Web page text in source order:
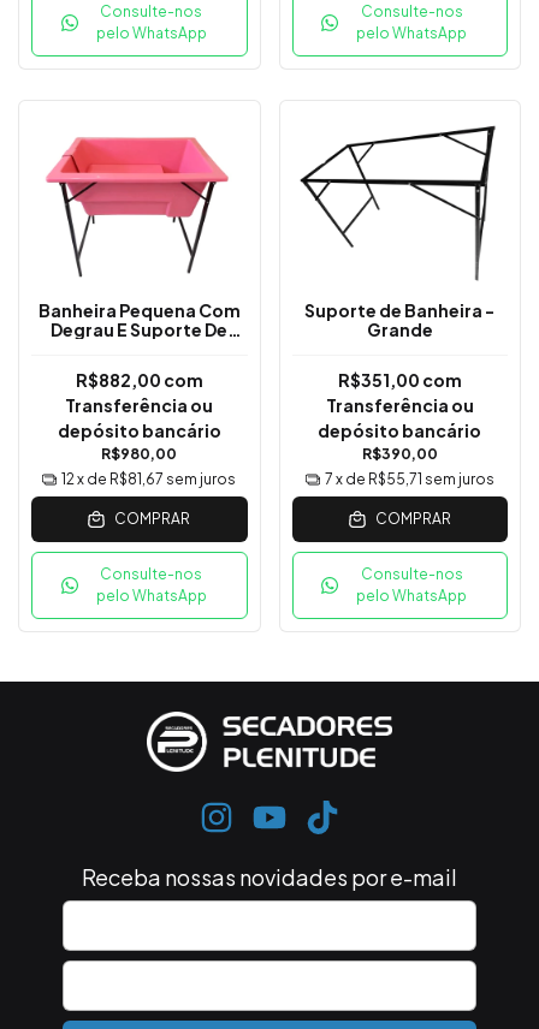
Consulte-nos
pelo WhatsApp
Consulte-nos
pelo WhatsApp
Banheira Pequena Com
Degrau E Suporte De
R$980,00
R$882,00 com
Transferência ou
depósito bancário
12x de R$81,67 sem juros
COMPRAR
Consulte-nos
pelo WhatsApp
Suporte de Banheira -
Grande
R$390,00
R$351,00 com
Transferência ou
depósito bancário
7 x de R$55,71 sem juros
COMPRAR
Consulte-nos
pelo WhatsApp
Receba nossas novidades por e-mail